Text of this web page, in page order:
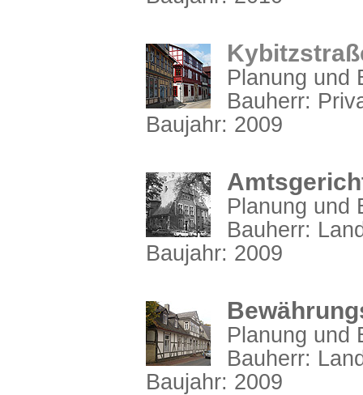
Planung und
Bauherr:
Baujahr: 2009
Planung und
Bauherr:
Baujahr: 2009
Planung und
Bauherr:
Baujahr: 2009